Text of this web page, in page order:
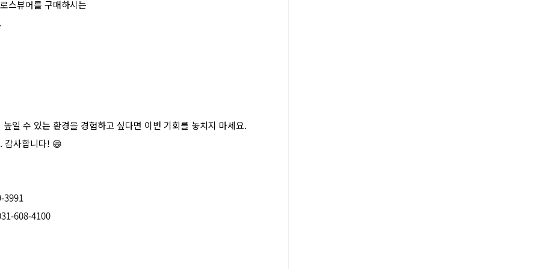
스뷰어를 구매하시는
일 수 있는 환경을 경험하고 싶다면 이번 기회를 놓치지 마세요.
감사합니다! 😄
3991
608-4100